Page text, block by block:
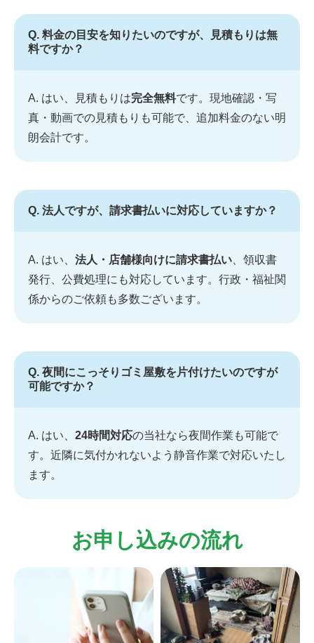
Q. 料金の目安を知りたいのですが、見積もりは無
料ですか？
A. はい、見積もりは完全無料です。現地確認・写
真・動画での見積もりも可能で、追加料金のない明
朗会計です。
Q. 法人ですが、請求書払いに対応していますか？
A. はい、 法人・店舗様向けに請求書払い 、領収書
発行、公費処理にも対応しています。行政・福祉関
係からのご依頼も多数ございます。
Q. 夜間にこっそりゴミ屋敷を片付けたいのですが
可能ですか？
A. はい、 24時間対応の当社なら夜間作業も可能で
す。近隣に気付かれないよう静音作業で対応いたし
ます。
お申し込みの流れ